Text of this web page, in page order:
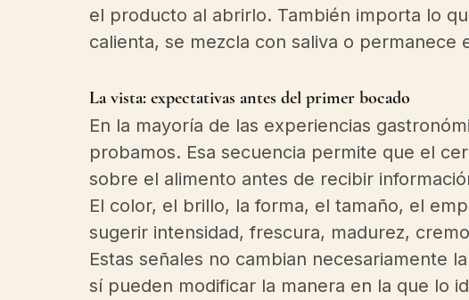
el producto al abrirlo. También importa lo
calienta, se mezcla con saliva o permanece
La vista: expectativas antes del primer bocado
En la mayoría de las experiencias
probamos. Esa secuencia permite que el
sobre el alimento antes de recibir
El color, el brillo, la forma, el tamaño, el
sugerir intensidad, frescura, madurez,
Estas señales no cambian necesariamente
sí pueden modificar la manera en la que lo